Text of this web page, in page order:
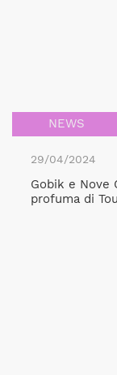
NEWS
29/04/2024
Gobik e
profuma di